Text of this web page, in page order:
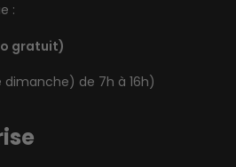
:
gratuit)
de 7h à 16h)